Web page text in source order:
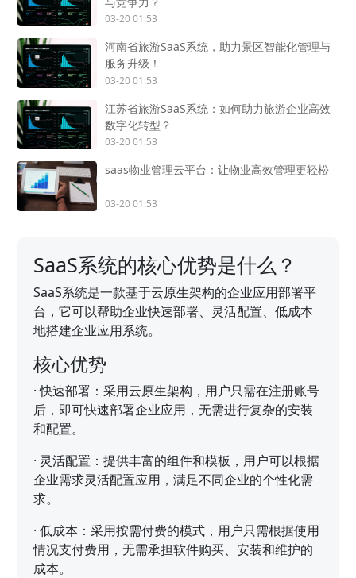
03-20 01:53
河南省旅游SaaS系统，助力景区智能化管理与
服务升级！
03-20 01:53
江苏省旅游SaaS系统：如何助力旅游企业高效
数字化转型？
03-20 01:53
saas物业管理云平台：让物业高效管理更轻松
03-20 01:53
SaaS系统的核心优势是什么？
SaaS系统是一款基于云原生架构的企业应用部署平
台，它可以帮助企业快速部署、灵活配置、低成本
地搭建企业应用系统。
核心优势
·快速部署：采用云原生架构，用户只需在注册账号
后，即可快速部署企业应用，无需进行复杂的安装
和配置。
· 灵活配置：提供丰富的组件和模板，用户可以根据
企业需求灵活配置应用，满足不同企业的个性化需
求。
·低成本：采用按需付费的模式，用户只需根据使用
情况支付费用，无需承担软件购买、安装和维护的
成本。